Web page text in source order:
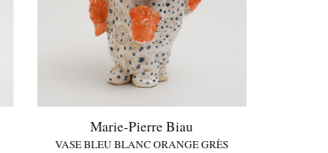
Marie-Pierre Biau
VASE BLEU BLANC ORANGE GRÈS